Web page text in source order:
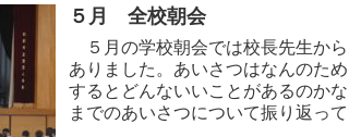
５月 全校朝会
５月の学校朝会では校長先生か
ありました。あいさつはなんのた
するとどんないいことがあるのか
までのあいさつについて振り返っ